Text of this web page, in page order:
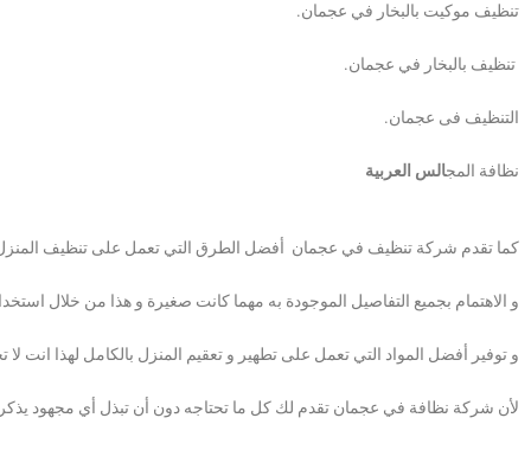
تنظيف موكيت بالبخار في عجمان.
تنظيف بالبخار في عجمان.
التنظيف فى عجمان.
نظافة المجالس العربية
كما تقدم شركة تنظيف في عجمان أفضل الطرق التي تعمل على تنظيف
و الاهتمام بجميع التفاصيل الموجودة به مهما كانت صغيرة و هذا من خلال
و توفير أفضل المواد التي تعمل على تطهير و تعقيم المنزل بالكامل لهذا انت
لأن شركة نظافة في عجمان تقدم لك كل ما تحتاجه دون أن تبذل أي مجهود